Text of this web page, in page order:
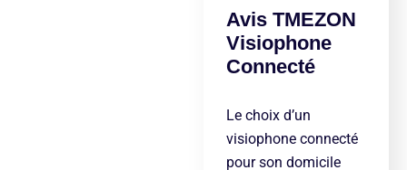
Avis TMEZON
Visiophone
Connecté
Le choix d’un
visiophone connecté
pour son domicile